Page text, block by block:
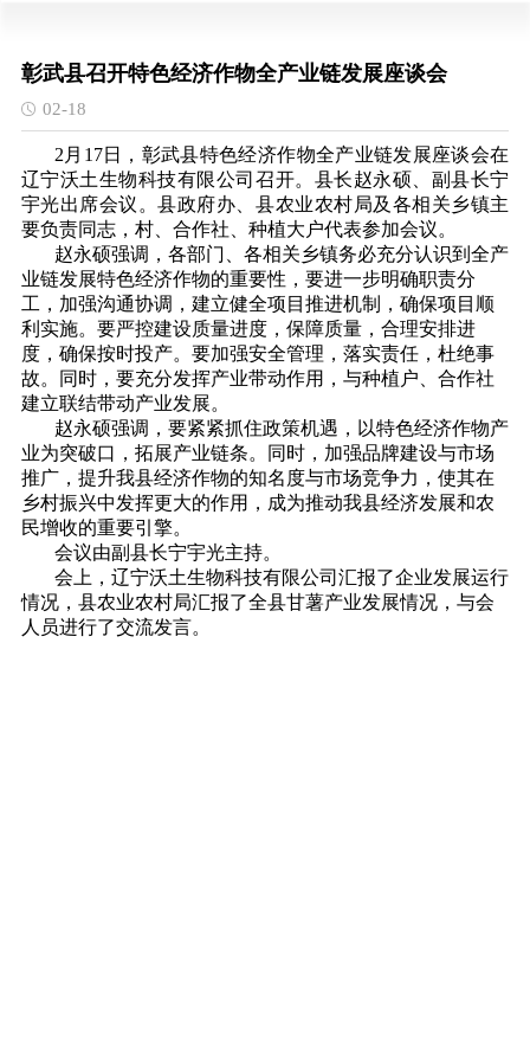
彰武县召开特色经济作物全产业链发展座谈会
02-18
2月17日，彰武县特色经济作物全产业链发展座谈会在
辽宁沃土生物科技有限公司召开。县长赵永硕、副县长宁
宇光出席会议。县政府办、县农业农村局及各相关乡镇主
要负责同志，村、合作社、种植大户代表参加会议。
赵永硕强调，各部门、各相关乡镇务必充分认识到全产
业链发展特色经济作物的重要性，要进一步明确职责分
工，加强沟通协调，建立健全项目推进机制，确保项目顺
利实施。要严控建设质量进度，保障质量，合理安排进
度，确保按时投产。要加强安全管理，落实责任，杜绝事
故。同时，要充分发挥产业带动作用，与种植户、合作社
建立联结带动产业发展。
赵永硕强调，要紧紧抓住政策机遇，以特色经济作物产
业为突破口，拓展产业链条。同时，加强品牌建设与市场
推广，提升我县经济作物的知名度与市场竞争力，使其在
乡村振兴中发挥更大的作用，成为推动我县经济发展和农
民增收的重要引擎。
会议由副县长宁宇光主持。
会上，辽宁沃土生物科技有限公司汇报了企业发展运行
情况，县农业农村局汇报了全县甘薯产业发展情况，与会
人员进行了交流发言。